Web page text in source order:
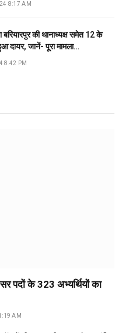
8:17 AM
बरियारपुर की थानाध्यक्ष समेत 12 के
दायर, जानें- पूरा मामला…
8:42 PM
पदों के 323 अभ्यर्थियों का
AM